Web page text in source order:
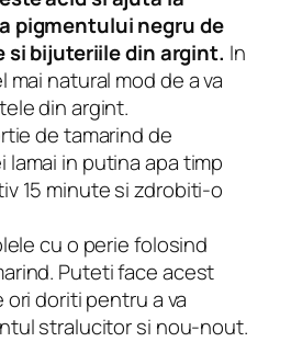
pigmentului negru de
si bijuteriile din argint. In
mai natural mod de a va
din argint.
de tamarind de
lamai in putina apa timp
15 minute si zdrobiti-o
cu o perie folosind
Puteti face acest
doriti pentru a va
stralucitor si nou-nout.